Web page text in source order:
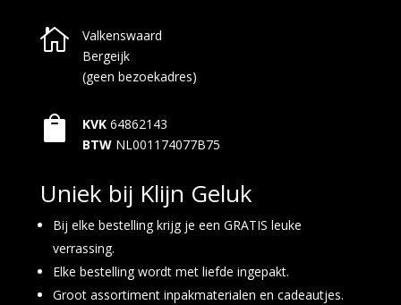

Valkenswaard
Bergeijk
(geen bezoekadres)
 KVK 64862143
BTW NL001174077B75
Uniek bij Klijn Geluk
Bij elke bestelling krijg je een GRATIS leuke
verrassing.
Elke bestelling wordt met liefde ingepakt.
Groot assortiment inpakmaterialen en cadeautjes.